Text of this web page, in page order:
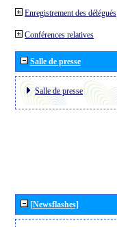
Enregistrement des délégués
Conférences relatives
Salle de presse
Salle de presse
[Newsflashes]